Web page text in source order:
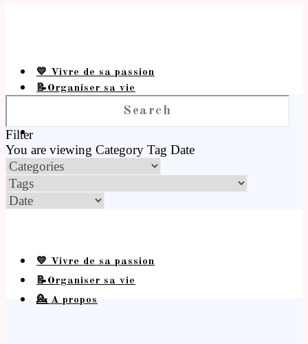
💛 Vivre de sa passion
📝Organiser sa vie
Filter
You are viewing Category Tag Date
💛 Vivre de sa passion
📝Organiser sa vie
💁 A propos